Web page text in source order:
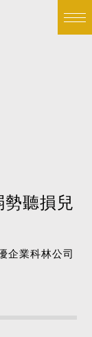
聽損兒
企業科林公司